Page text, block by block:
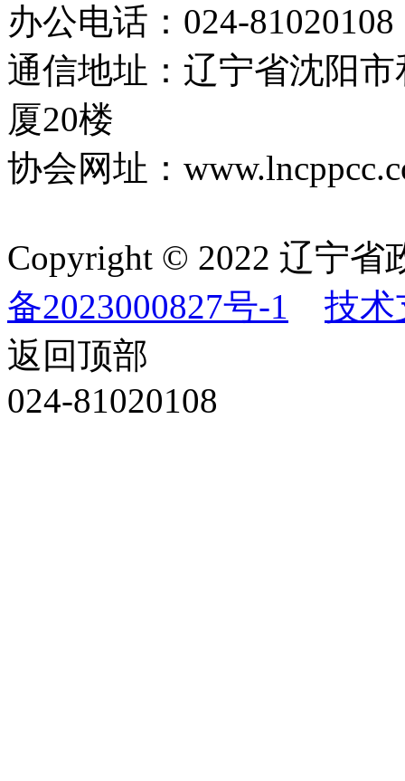
办公电话：024-81020108
通信地址：辽宁省沈阳
厦20楼
协会网址：
Copyright © 2022 辽宁
备2023000827号-1
技术
返回顶部
024-81020108